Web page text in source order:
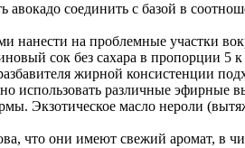
авокадо соединить с базой в
на проблемные участки
сок без сахара в пропорции
жирной консистенции
использовать различные эфирные
Экзотическое масло нероли
что они имеют свежий аромат, в